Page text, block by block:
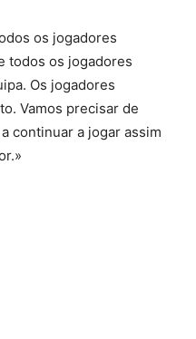
os jogadores
todos os jogadores
Os jogadores
Vamos precisar de
continuar a jogar assim